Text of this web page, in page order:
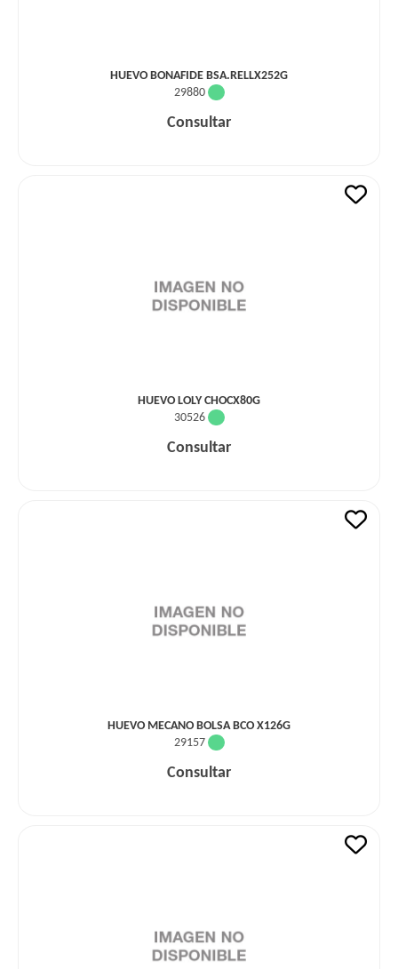
HUEVO BONAFIDE BSA.RELLX252G
29880
Consultar
HUEVO LOLY CHOCX80G
30526
Consultar
HUEVO MECANO BOLSA BCO X126G
29157
Consultar